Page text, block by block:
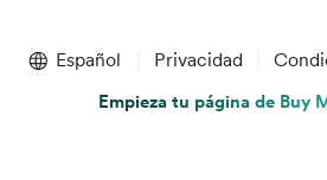
of
Español Privacidad
Empieza tu página de Buy